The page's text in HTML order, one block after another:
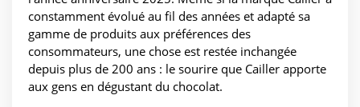
constamment évolué au fil des années et adapté sa
gamme de produits aux préférences des
consommateurs, une chose est restée inchangée
depuis plus de 200 ans : le sourire que Cailler apporte
aux gens en dégustant du chocolat.